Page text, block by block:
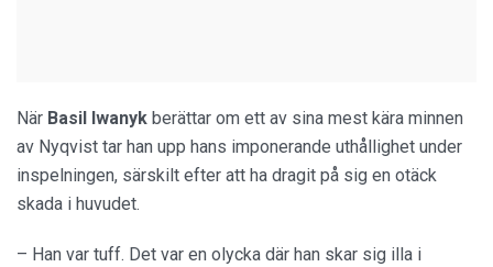
När Basil Iwanyk berättar om ett av sina mest kära minnen
av Nyqvist tar han upp hans imponerande uthållighet under
inspelningen, särskilt efter att ha dragit på sig en otäck
skada i huvudet.
– Han var tuff. Det var en olycka där han skar sig illa i